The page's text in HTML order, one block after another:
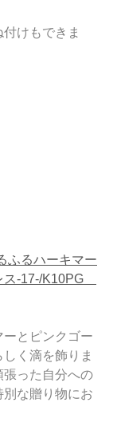
けもできま
ふるハーキマー
ス-17-/K10PG
とピンクゴー
く滴を飾りま
張った自分への
別な贈り物にお